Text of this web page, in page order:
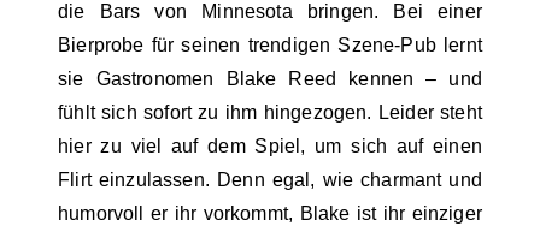
die Bars von Minnesota bringen. Bei einer
Bierprobe für seinen trendigen Szene-Pub lernt
sie Gastronomen Blake Reed kennen – und
fühlt sich sofort zu ihm hingezogen. Leider steht
hier zu viel auf dem Spiel, um sich auf einen
Flirt einzulassen. Denn egal, wie charmant und
humorvoll er ihr vorkommt, Blake ist ihr einziger